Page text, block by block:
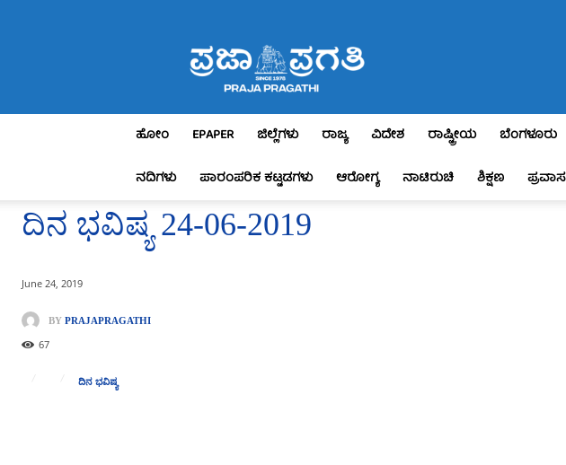
Pragathi
ಹೋಂ EPAPER ಜಿಲ್ಲೆಗಳು ರಾಜ್ಯ ವಿದೇಶ ರಾಷ್ಟ್ರೀಯ ಬೆಂಗಳೂರು
ನದಿಗಳು
ಪಾರಂಪರಿಕ ಕಟ್ಟಡಗಳು ಆರೋಗ್ಯ ನಾಟಿರುಚಿ ಶಿಕ್ಷಣ ಪ್ರವಾಸ
ದಿನ ಭವಿಷ್ಯ 24-06-2019
June 24, 2019
BY PRAJAPRAGATHI
67
ದಿನ ಭವಿಷ್ಯ